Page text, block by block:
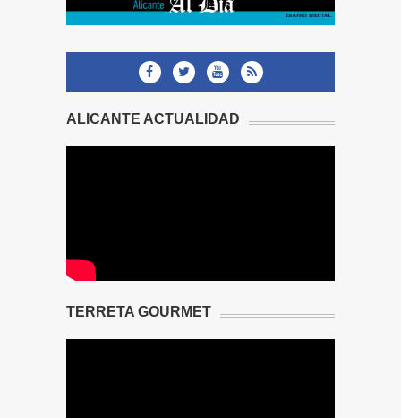
ALICANTE ACTUALIDAD
TERRETA GOURMET